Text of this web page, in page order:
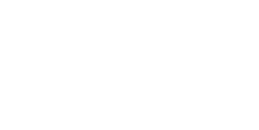
Søndersø IF